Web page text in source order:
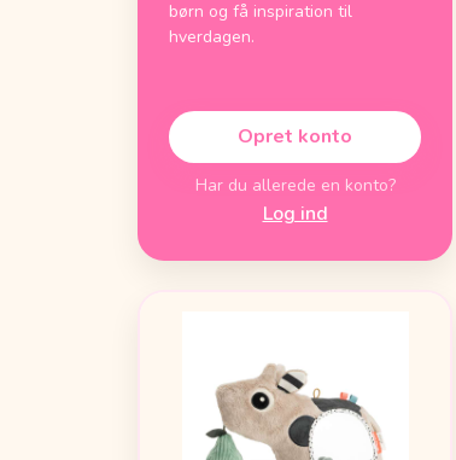
børn og få inspiration til
hverdagen.
Opret konto
Har du allerede en konto?
Log ind